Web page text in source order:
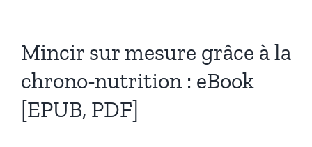
Mincir sur mesure grâce à la
chrono-nutrition : eBook
[EPUB, PDF]